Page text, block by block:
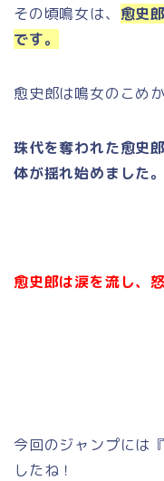
その頃鳴女は、 愈史
です。
愈史郎は鳴女のこめ
珠代を奪われた愈史
体が揺れ始めました。
愈史郎は涙を流し、
今回のジャンプには
したね！